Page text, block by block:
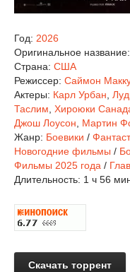
Год: 2026
Оригинальное название:
Страна: США
Режиссер: Саймон
Актеры: Карл Урбан
Таслим Хироюки
Джош Лоусон
Мартин
Жанр: Боевики /
Новогодние фильмы /
Фильмы 2025 года /
Длительность: 1 ч 56
Скачать торрент